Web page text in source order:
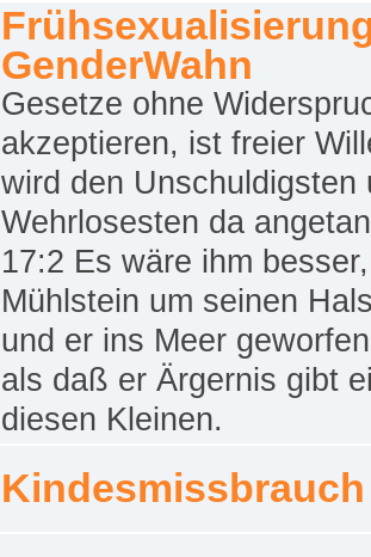
GenderWahn
Gesetze ohne
akzeptieren, ist freier
wird den Unschuldigsten
Wehrlosesten da
17:2 Es wäre ihm
Mühlstein um seinen
und er ins Meer
als daß er Ärgernis gibt
diesen Kleinen.
Kindesmissbrauch